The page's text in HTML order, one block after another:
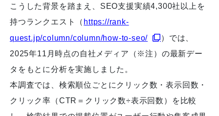
こうした背景を踏まえ、SEO支援実績4,300社以上を
持つランクエスト（ https://rank-
quest.jp/column/column/how-to-seo/
）では、
2025年11月時点の自社メディア（※注）の最新デー
タをもとに分析を実施しました。
本調査では、検索順位ごとにクリック数・表示回数・
クリック率（CTR＝クリック数÷表示回数）を比較